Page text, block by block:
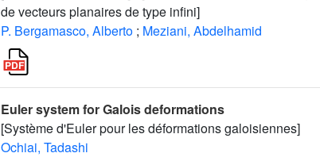
de vecteurs planaires de type infini]
P. Bergamasco, Alberto ; Meziani, Abdelhamid
Euler system for Galois deformations
[Système d'Euler pour les déformations galoisiennes]
Ochiai, Tadashi